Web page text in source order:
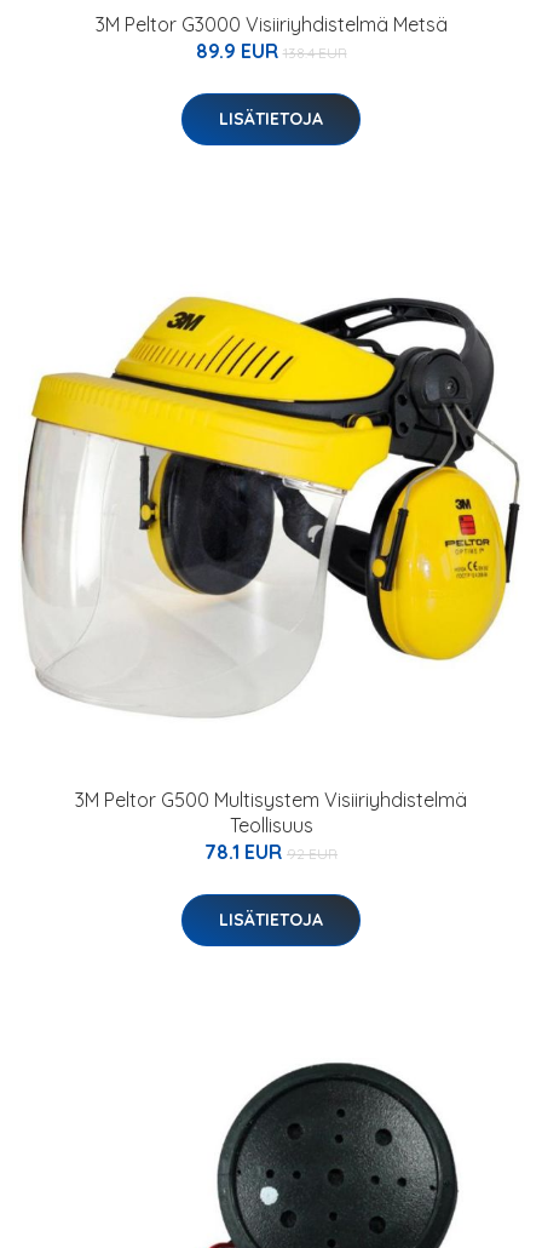
3M Peltor G3000 Visiiriyhdistelmä Metsä
89.9 EUR 138.4 EUR
LISÄTIETOJA
3M Peltor G500 Multisystem Visiiriyhdistelmä
Teollisuus
78.1 EUR 92 EUR
LISÄTIETOJA